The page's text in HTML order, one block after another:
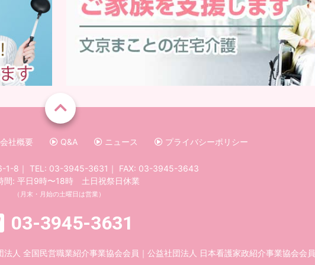
会社概要 Q&A ニュース プライバシーポリシー
1-8 ｜ TEL: 03-3945-3631 ｜
FAX: 03-3945-3643
間: 平日9時〜18時 土日祝祭日休業
（月末・月始の土曜日は営業）
03-3945-3631
法人 全国民営職業紹介事業協会会員 ｜ 公益社団法人 日本看護家政紹介事業協会会員